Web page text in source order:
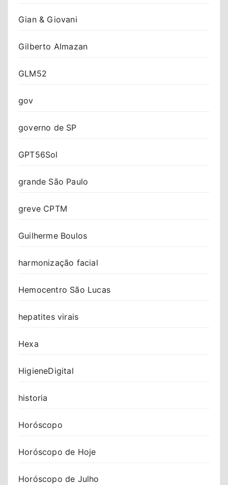
Gian & Giovani
Gilberto Almazan
GLM52
gov
governo de SP
GPT56Sol
grande São Paulo
greve CPTM
Guilherme Boulos
harmonização facial
Hemocentro São Lucas
hepatites virais
Hexa
HigieneDigital
historia
Horóscopo
Horóscopo de Hoje
Horóscopo de Julho